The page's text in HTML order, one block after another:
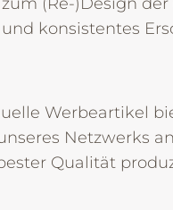
konsistentes
Werbeartikel
Netzwerks
Qualität